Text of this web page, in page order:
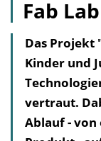
Fab
Das Projekt
Kinder und
vertraut.
Ablauf -